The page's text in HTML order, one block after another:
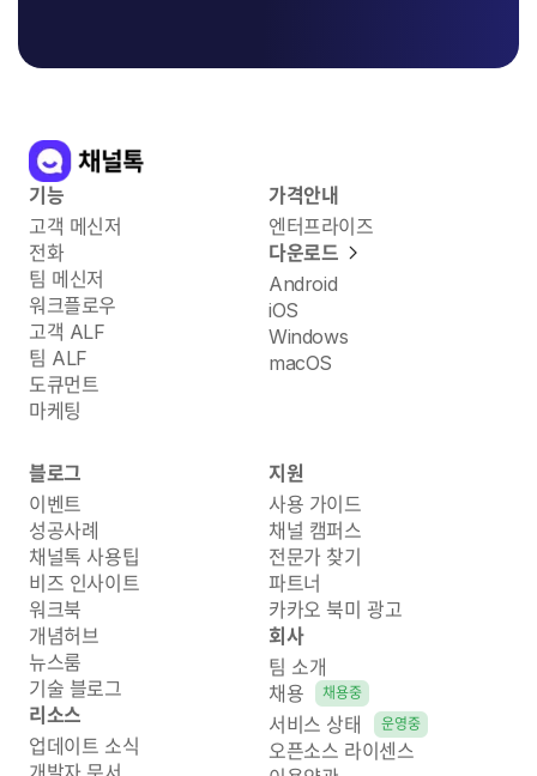
기능
고객 메신저
전화
팀 메신저
워크플로우
고객 ALF
팀 ALF
도큐먼트
마케팅
가격안내
엔터프라이즈
다운로드
Android
iOS
Windows
macOS
블로그
이벤트
성공사례
채널톡 사용팁
비즈 인사이트
워크북
개념허브
뉴스룸
기술 블로그
리소스
업데이트 소식
지원
사용 가이드
채널 캠퍼스
전문가 찾기
파트너
카카오 북미 광고
회사
팀 소개
채용
채용중
서비스 상태 운영중
오픈소스 라이센스